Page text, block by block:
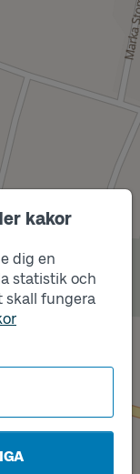
kakor
dig en
statistik och
skall fungera
B